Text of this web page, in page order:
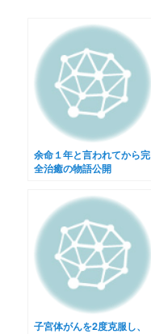
余命１年と言われてから完
全治癒の物語公開
子宮体がんを2度克服し、